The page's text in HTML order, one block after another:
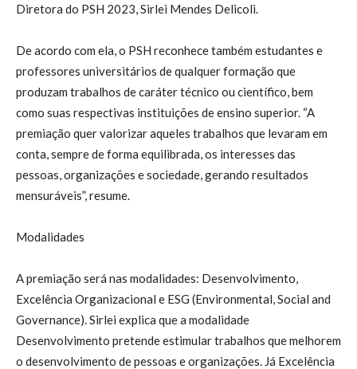
Diretora do PSH 2023, Sirlei Mendes Delicoli.
De acordo com ela, o PSH reconhece também estudantes e
professores universitários de qualquer formação que
produzam trabalhos de caráter técnico ou científico, bem
como suas respectivas instituições de ensino superior. “A
premiação quer valorizar aqueles trabalhos que levaram em
conta, sempre de forma equilibrada, os interesses das
pessoas, organizações e sociedade, gerando resultados
mensuráveis”, resume.
Modalidades
A premiação será nas modalidades: Desenvolvimento,
Excelência Organizacional e ESG (Environmental, Social and
Governance). Sirlei explica que a modalidade
Desenvolvimento pretende estimular trabalhos que melhorem
o desenvolvimento de pessoas e organizações. Já Excelência